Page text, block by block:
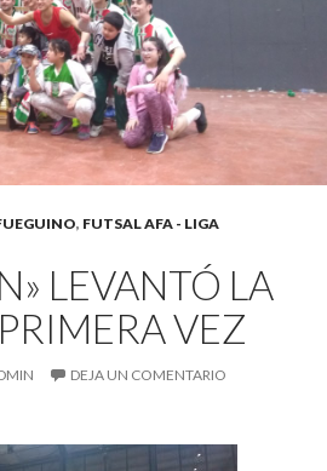
, FUTSAL AFA - LIGA
LEVANTÓ LA
VEZ
DEJA UN COMENTARIO